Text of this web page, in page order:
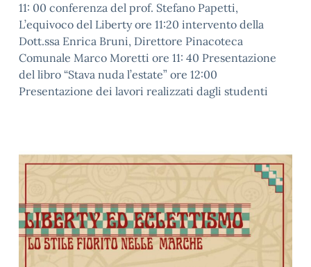
11: 00 conferenza del prof. Stefano Papetti,
L’equivoco del Liberty ore 11:20 intervento della
Dott.ssa Enrica Bruni, Direttore Pinacoteca
Comunale Marco Moretti ore 11: 40 Presentazione
del libro “Stava nuda l’estate” ore 12:00
Presentazione dei lavori realizzati dagli studenti